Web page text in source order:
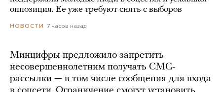
оппозиция. Ее уже требуют снять с выборов
НОВОСТИ 7 часов назад
Минцифры предложило запретить
несовершеннолетним получать СМС-
рассылки — в том числе сообщения для входа